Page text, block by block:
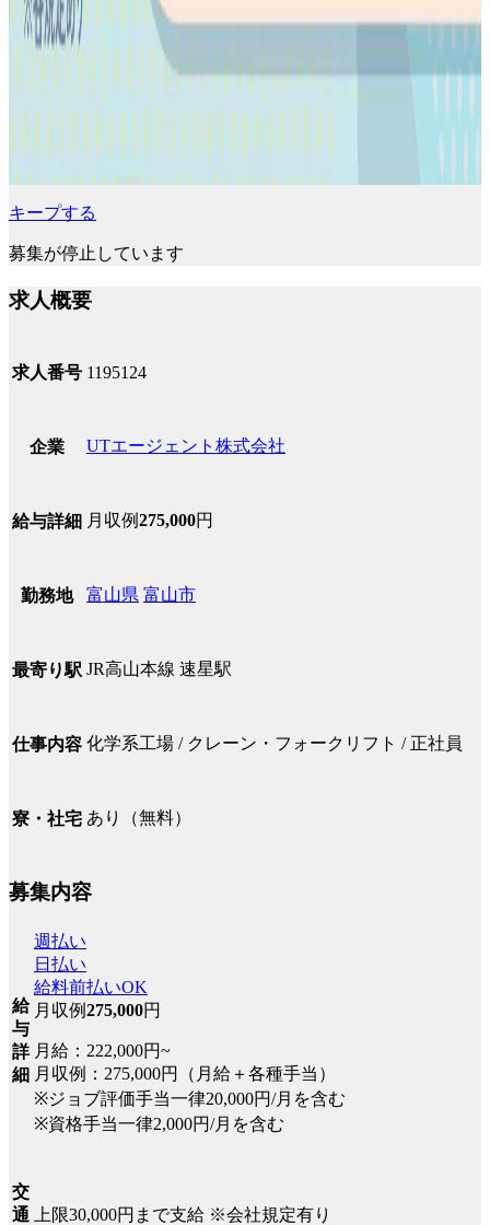
キープする
募集が停止しています
求人概要
求人番号 1195124
企業 UTエージェント株式会社
給与詳細 月収例275,000円
勤務地 富山県 富山市
最寄り駅 JR高山本線 速星駅
仕事内容 化学系工場 / クレーン・フォークリフト / 正社員
寮・社宅 あり（無料）
募集内容
給
与
詳
細
週払い
日払い
給料前払いOK
月収例275,000円
月給：222,000円~
月収例：275,000円（月給＋各種手当）
※ジョブ評価手当一律20,000円/月を含む
※資格手当一律2,000円/月を含む
交
通
上限30,000円まで支給 ※会社規定有り